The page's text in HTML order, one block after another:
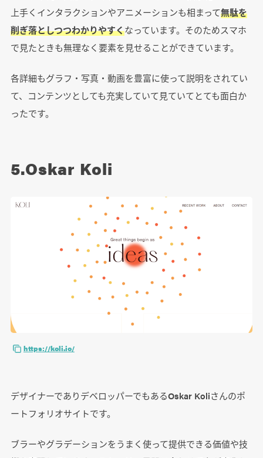
上手くインタラクションやアニメーションも相まって無駄を
削ぎ落としつつわかりやすくなっています。そのためスマホ
で見たときも無理なく要素を見せることができています。
各詳細もグラフ・写真・動画を豊富に使って説明をされてい
て、コンテンツとしても充実していて見ていてとても面白か
ったです。
5.Oskar Koli
https://koli.io/
デザイナーでありデベロッパーでもあるOskar Koliさんのポ
ートフォリオサイトです。
ブラーやグラデーションをうまく使って提供できる価値や技